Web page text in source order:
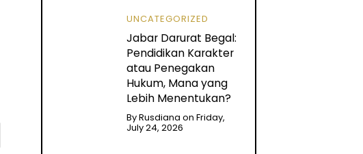
UNCATEGORIZED
Jabar Darurat Begal:
Pendidikan Karakter
atau Penegakan
Hukum, Mana yang
Lebih Menentukan?
ByRusdiana on Friday,
July 24, 2026